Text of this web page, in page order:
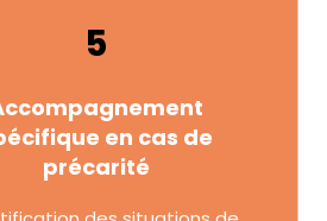
5
en cas de
précarité